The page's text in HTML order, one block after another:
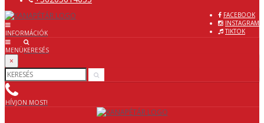
FACEBOOK
INSTAGRAM
TIKTOK
INFORMÁCIÓK
MENÜKERESÉS
×
HÍVJON MOST!